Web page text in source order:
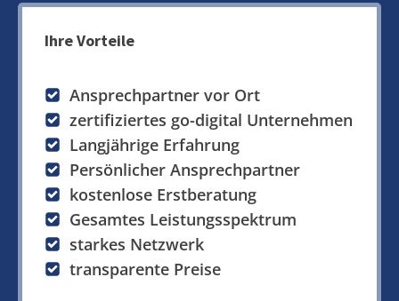
Ihre Vorteile
Ansprechpartner vor Ort
zertifiziertes go-digital Unternehmen
Langjährige Erfahrung
Persönlicher Ansprechpartner
kostenlose Erstberatung
Gesamtes Leistungsspektrum
starkes Netzwerk
transparente Preise